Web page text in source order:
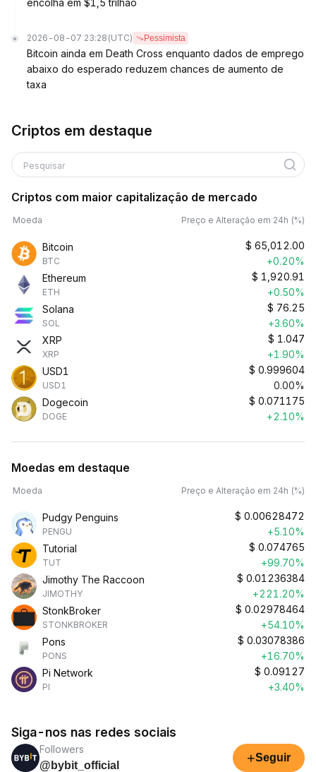
encolha em $1,5 trilhão
2026-08-07 23:28 (UTC) Pessimista
Bitcoin ainda em Death Cross enquanto dados de emprego
abaixo do esperado reduzem chances de aumento de
taxa
Criptos em destaque
Pesquisar
Criptos com maior capitalização de mercado
Moeda Preço e Alteração em 24h (%)
Bitcoin
BTC
$ 65,012.00
+0.20%
Ethereum
ETH
$ 1,920.91
+0.50%
Solana
SOL
$ 76.25
+3.60%
XRP
XRP
$ 1.047
+1.90%
USD1
USD1
$ 0.999604
0.00%
Dogecoin
DOGE
$ 0.071175
+2.10%
Moedas em destaque
Moeda Preço e Alteração em 24h (%)
Pudgy Penguins
PENGU
$ 0.00628472
+5.10%
Tutorial
TUT
$ 0.074765
+99.70%
Jimothy The Raccoon
JIMOTHY
$ 0.01236384
+221.20%
StonkBroker
STONKBROKER
$ 0.02978464
+54.10%
Pons
PONS
$ 0.03078386
+16.70%
Pi Network
PI
$ 0.09127
+3.40%
Siga-nos nas redes sociais
Followers
@bybit_official
+Seguir